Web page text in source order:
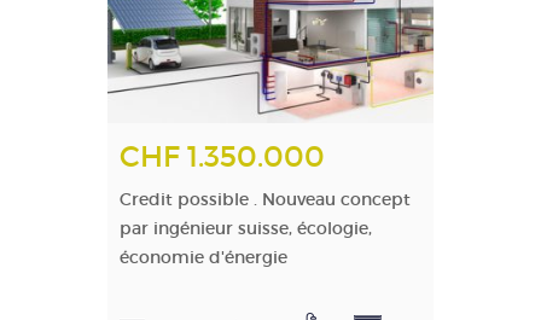
CHF 1.350.000
Credit possible . Nouveau concept
par ingénieur suisse, écologie,
économie d'énergie